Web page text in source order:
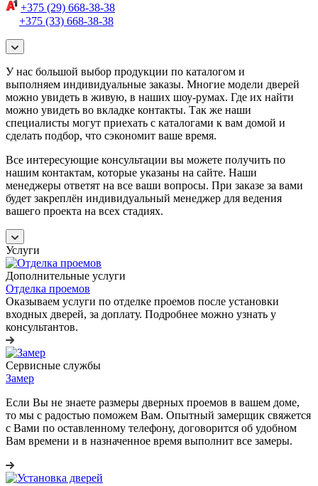
+375 (29) 668-38-38
+375 (33) 668-38-38
У нас большой выбор продукции по каталогом и
выполняем индивидуальные заказы. Многие модели дверей
можно увидеть в живую, в наших шоу-румах. Где их найти
можно увидеть во вкладке контакты. Так же наши
специалисты могут приехать с каталогами к вам домой и
сделать подбор, что сэкономит ваше время.
Все интересующие консультации вы можете получить по
нашим контактам, которые указаны на сайте. Наши
менеджеры ответят на все ваши вопросы. При заказе за вами
будет закреплён индивидуальный менеджер для ведения
вашего проекта на всех стадиях.
Услуги
Дополнительные услуги
Отделка проемов
Оказываем услуги по отделке проемов после установки
входных дверей, за доплату. Подробнее можно узнать у
консультантов.
Сервисные службы
Замер
Если Вы не знаете размеры дверных проемов в вашем доме,
то мы с радостью поможем Вам. Опытный замерщик свяжется
с Вами по оставленному телефону, договорится об удобном
Вам времени и в назначенное время выполнит все замеры.